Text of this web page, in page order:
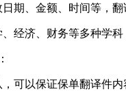
期、金额、时间等，
经济、财务等多种学
可以保证保单翻译件